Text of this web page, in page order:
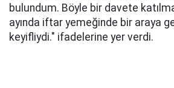
bulundum. Böyle bir davete
ayında iftar yemeğinde bir araya
keyifliydi." ifadelerine yer verdi.